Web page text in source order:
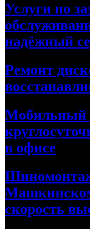
Услуги по
надёжный
Ремонт
Мобильный
в офисе
скорость